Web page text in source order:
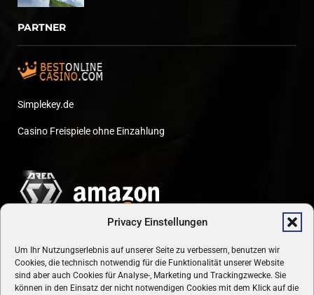
Privacy Einstellungen
Um Ihr Nutzungserlebnis auf unserer Seite zu verbessern, benutzen wir
Cookies, die technisch notwendig für die Funktionalität unserer Website
sind aber auch Cookies für Analyse-, Marketing und Trackingzwecke. Sie
können in den Einsatz der nicht notwendigen Cookies mit dem Klick auf die
PARTNER
Simplekey.de
Casino Freispiele ohne Einzahlung